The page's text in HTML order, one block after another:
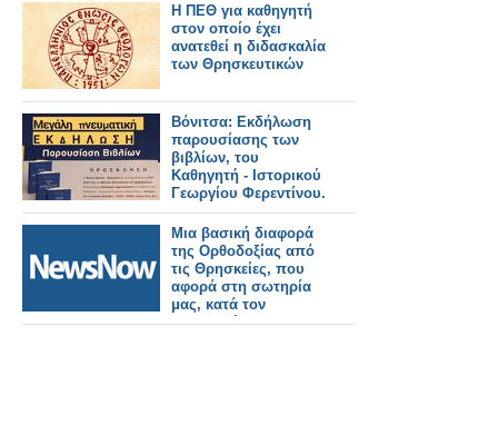
Η ΠΕΘ για καθηγητή
στον οποίο έχει
ανατεθεί η διδασκαλία
των Θρησκευτικών
Βόνιτσα: Εκδήλωση
παρουσίασης των
βιβλίων, του
Καθηγητή - Ιστορικού
Γεωργίου Φερεντίνου.
-10 ΑΥΓΟΥΣΤΟΥ 2024
Μια βασική διαφορά
της Ορθοδοξίας από
τις Θρησκείες, που
αφορά στη σωτηρία
μας, κατά τον
Καθηγητή π. Ιω.